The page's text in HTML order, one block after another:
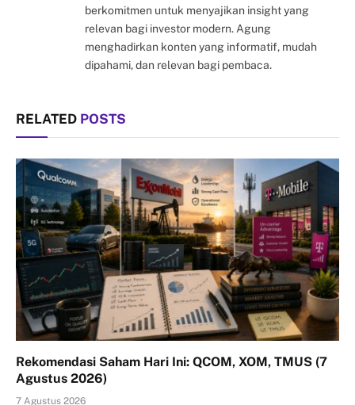
berkomitmen untuk menyajikan insight yang
relevan bagi investor modern. Agung
menghadirkan konten yang informatif, mudah
dipahami, dan relevan bagi pembaca.
RELATED POSTS
Rekomendasi Saham Hari Ini: QCOM, XOM, TMUS (7
Agustus 2026)
7 Agustus 2026